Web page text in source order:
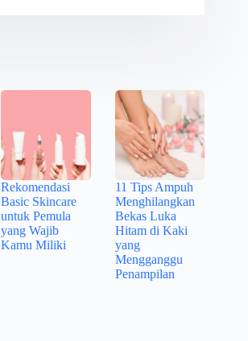
Rekomendasi
Basic Skincare
untuk Pemula
yang Wajib
Kamu Miliki
11 Tips Ampuh
Menghilangkan
Bekas Luka
Hitam di Kaki
yang
Mengganggu
Penampilan